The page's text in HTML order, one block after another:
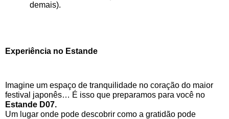
demais).
Experiência no Estande
Imagine um espaço de tranquilidade no coração do maior
Estande D07.
Um lugar onde pode descobrir como a gratidão pode